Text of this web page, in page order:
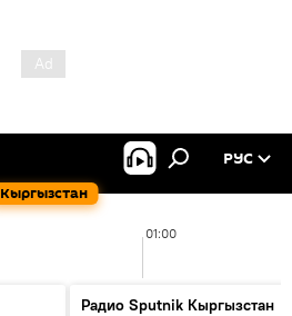
Кыргызстан
РУС
01:00
Радио Sputnik Кыргызстан